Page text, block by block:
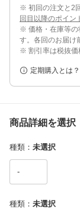
※ 初回の注文と2
回目以降のポイン
※ 価格・在庫等の
す。各回のお届け
※ 割引率は税抜価
定期購入とは？
商品詳細を選択
種類 ： 未選択
-
種類 ： 未選択